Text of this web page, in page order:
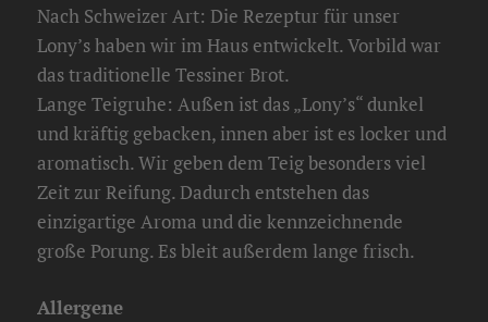
Nach Schweizer Art: Die Rezeptur für unser
Lony’s haben wir im Haus entwickelt. Vorbild war
das traditionelle Tessiner Brot.
Lange Teigruhe: Außen ist das „Lony’s“ dunkel
und kräftig gebacken, innen aber ist es locker und
aromatisch. Wir geben dem Teig besonders viel
Zeit zur Reifung. Dadurch entstehen das
einzigartige Aroma und die kennzeichnende
große Porung. Es bleit außerdem lange frisch.
Allergene